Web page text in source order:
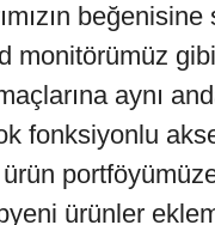
monitörümüz
aynı
fonksiyonlu
ürünler